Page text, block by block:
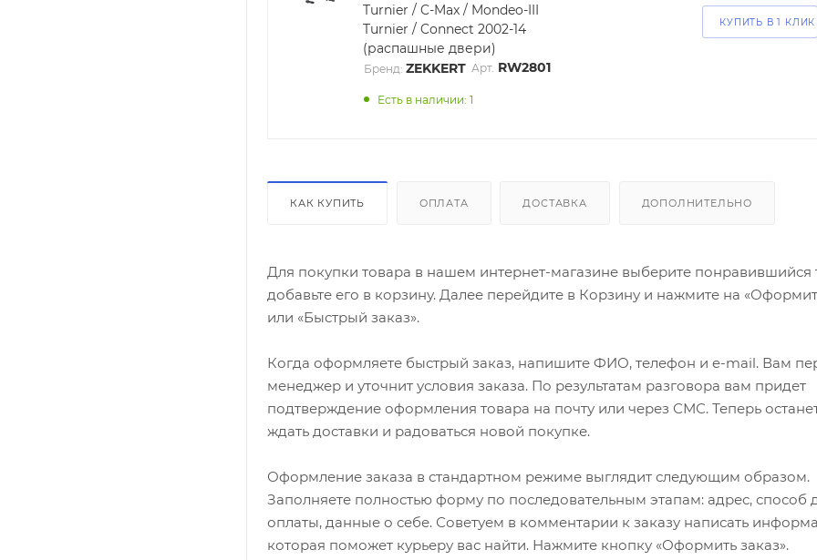
Turnier / C-Max / Mondeo-III
Turnier / Connect 2002-14
(распашные двери)
Бренд: ZEKKERT Арт. RW2801
Есть в наличии: 1
КУПИТЬ В 1 КЛИК
КАК КУПИТЬ ОПЛАТА ДОСТАВКА ДОПОЛНИТЕЛЬНО
Для покупки товара в нашем интернет-магазине выберите понравившийся
добавьте его в корзину. Далее перейдите в Корзину и нажмите на
или «Быстрый заказ».
Когда оформляете быстрый заказ, напишите ФИО, телефон и e-mail. Вам
менеджер и уточнит условия заказа. По результатам разговора вам придет
подтверждение оформления товара на почту или через СМС. Теперь
ждать доставки и радоваться новой покупке.
Оформление заказа в стандартном режиме выглядит следующим образом.
Заполняете полностью форму по последовательным этапам: адрес, способ
оплаты, данные о себе. Советуем в комментарии к заказу написать
которая поможет курьеру вас найти. Нажмите кнопку «Оформить заказ».